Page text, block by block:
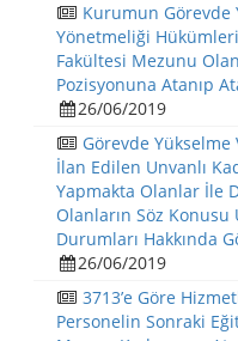
Kurumun Görevde
Yönetmeliği
Fakültesi Mezunu
Pozisyonuna Atanıp
26/06/2019
Görevde Yükselme
İlan Edilen Unvanlı
Yapmakta Olanlar İle
Olanların Söz
Durumları Hakkında
26/06/2019
3713’e Göre
Personelin Sonraki